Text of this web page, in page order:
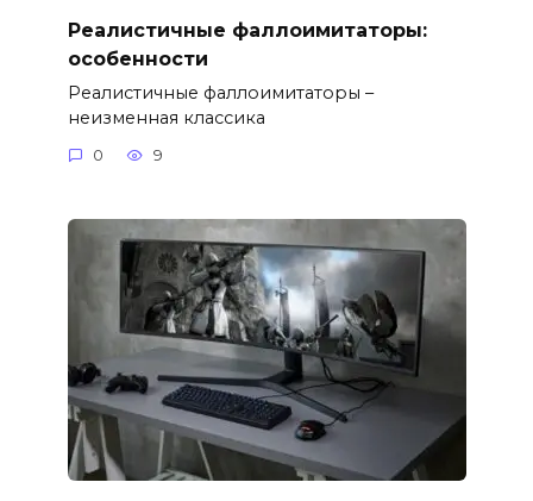
Реалистичные фаллоимитаторы:
особенности
Реалистичные фаллоимитаторы –
неизменная классика
0 9